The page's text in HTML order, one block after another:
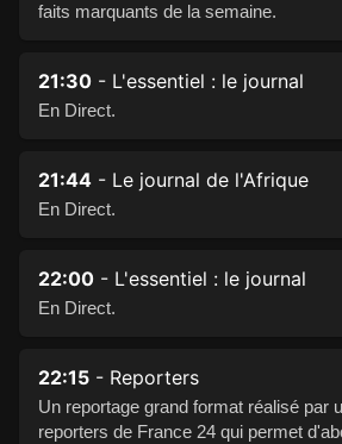
faits marquants de la semaine.
21:30 - L'essentiel : le journal
En Direct.
21:44 - Le journal de l'Afrique
En Direct.
22:00 - L'essentiel : le journal
En Direct.
22:15 - Reporters
Un reportage grand format réalisé par
reporters de France 24 qui permet